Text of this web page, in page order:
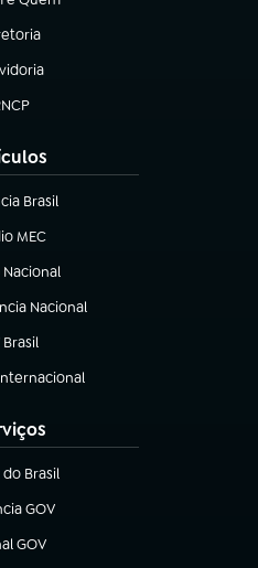
nova aba)
em nova aba)
em nova aba)
em nova aba)
Brasil
nova aba)
MEC
Nacional
nova aba)
Nacional
aba)
Brasilem nova aba)
aba)
do Brasil
nova aba)
GOV
nova aba)
GOV
em nova aba)